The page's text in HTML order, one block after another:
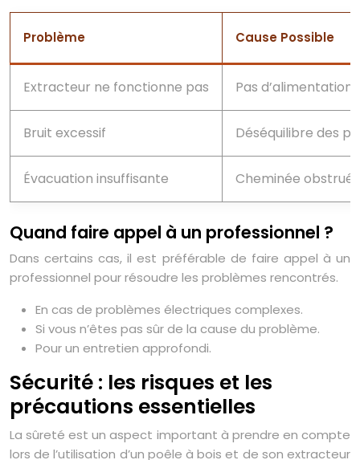
Problème Cause Possible
Extracteur ne fonctionne pas Pas
Bruit excessif Déséquilibre des
Évacuation insuffisante Cheminée
Quand faire appel à un professionnel ?
Dans certains cas, il est préférable de faire appel à un
professionnel pour résoudre les problèmes rencontrés.
En cas de problèmes électriques complexes.
Si vous n’êtes pas sûr de la cause du problème.
Pour un entretien approfondi.
Sécurité : les risques et les
précautions essentielles
La sûreté est un aspect important à prendre en compte
lors de l’utilisation d’un poêle à bois et de son extracteur